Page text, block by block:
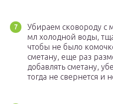
Убираем сковороду с
мл холодной воды,
чтобы не было
сметану, еще раз
добавлять сметану,
тогда не свернется и